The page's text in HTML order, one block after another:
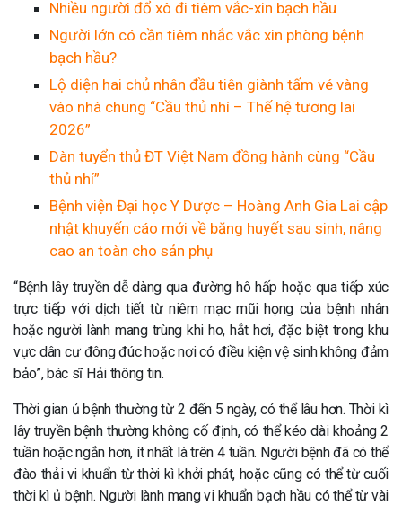
Nhiều người đổ xô đi tiêm vắc-xin bạch hầu
Người lớn có cần tiêm nhắc vắc xin phòng bệnh
bạch hầu?
Lộ diện hai chủ nhân đầu tiên giành tấm vé vàng
vào nhà chung “Cầu thủ nhí – Thế hệ tương lai
2026”
Dàn tuyển thủ ĐT Việt Nam đồng hành cùng “Cầu
thủ nhí”
Bệnh viện Đại học Y Dược – Hoàng Anh Gia Lai cập
nhật khuyến cáo mới về băng huyết sau sinh, nâng
cao an toàn cho sản phụ
“Bệnh lây truyền dễ dàng qua đường hô hấp hoặc qua tiếp xúc
trực tiếp với dịch tiết từ niêm mạc mũi họng của bệnh nhân
hoặc người lành mang trùng khi ho, hắt hơi, đặc biệt trong khu
vực dân cư đông đúc hoặc nơi có điều kiện vệ sinh không đảm
bảo”, bác sĩ Hải thông tin.
Thời gian ủ bệnh thường từ 2 đến 5 ngày, có thể lâu hơn. Thời kì
lây truyền bệnh thường không cố định, có thể kéo dài khoảng 2
tuần hoặc ngắn hơn, ít nhất là trên 4 tuần. Người bệnh đã có thể
đào thải vi khuẩn từ thời kì khởi phát, hoặc cũng có thể từ cuối
thời kì ủ bệnh. Người lành mang vi khuẩn bạch hầu có thể từ vài